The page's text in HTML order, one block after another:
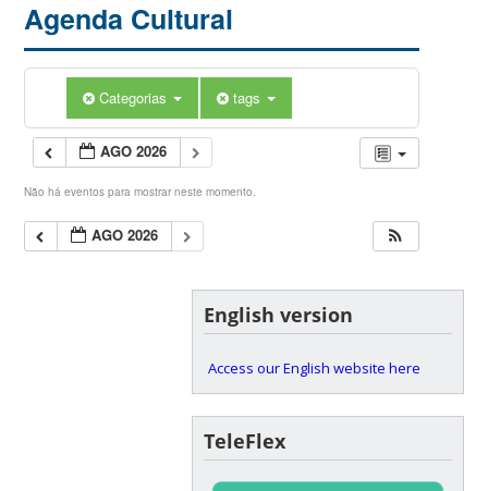
Agenda Cultural
Categorias tags
AGO 2026
Não há eventos para mostrar neste momento.
AGO 2026
English version
Access our English website here
TeleFlex